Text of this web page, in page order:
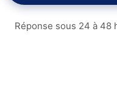
Réponse sous 24 à 48